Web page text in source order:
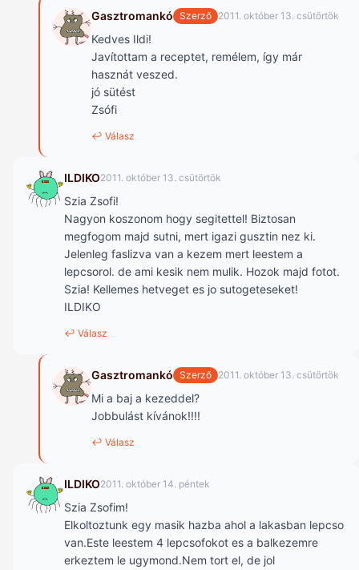
Gasztromankó Szerző 2011. október 13. csütörtök
Kedves Ildi!
Javítottam a receptet, remélem, így már
hasznát veszed.
jó sütést
Zsófi
↩ Válasz
ILDIKO2011. október 13. csütörtök
Szia Zsofi!
Nagyon koszonom hogy segitettel! Biztosan
megfogom majd sutni, mert igazi gusztin nez ki.
Jelenleg faslizva van a kezem mert leestem a
lepcsorol. de ami kesik nem mulik. Hozok majd fotot.
Szia! Kellemes hetveget es jo sutogeteseket!
ILDIKO
↩ Válasz
Gasztromankó Szerző 2011. október 13. csütörtök
Mi a baj a kezeddel?
Jobbulást kívánok!!!!
↩ Válasz
ILDIKO2011. október 14. péntek
Szia Zsofim!
Elkoltoztunk egy masik hazba ahol a lakasban lepcso
van.Este leestem 4 lepcsofokot es a balkezemre
erkeztem le ugymond.Nem tort el, de jol